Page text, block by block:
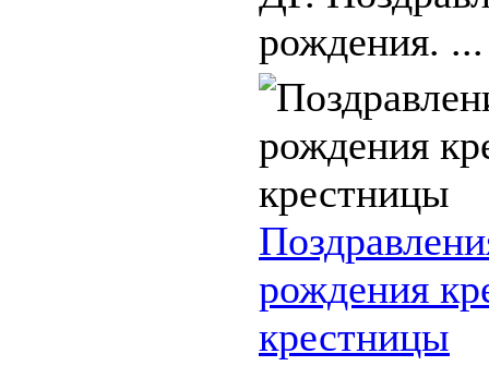
рождения. ...
рождения
крестницы